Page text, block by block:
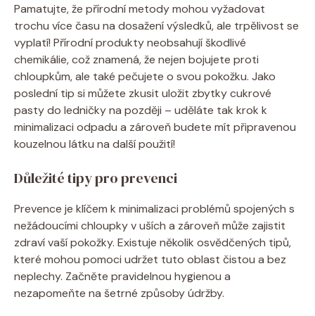
Pamatujte, že přírodní metody mohou vyžadovat
trochu více času na dosažení výsledků, ale trpělivost se
vyplatí! Přírodní produkty neobsahují škodlivé
chemikálie, což znamená, že nejen bojujete proti
chloupkům, ale také pečujete o svou pokožku. Jako
poslední tip si můžete zkusit uložit zbytky cukrové
pasty do ledničky na později – uděláte tak krok k
minimalizaci odpadu a zároveň budete mít připravenou
kouzelnou látku na další použití!
Důležité tipy pro prevenci
Prevence je klíčem k minimalizaci problémů spojených s
nežádoucími chloupky v uších a zároveň může zajistit
zdraví vaší pokožky. Existuje několik osvědčených tipů,
které mohou pomoci udržet tuto oblast čistou a bez
neplechy. Začněte pravidelnou hygienou a
nezapomeňte na šetrné způsoby údržby.